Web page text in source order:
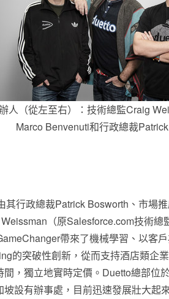
人（從左至右）：技術總監Craig
Marco Benvenuti和行政總裁
其行政總裁Patrick Bosworth、市場
（原Salesforce.com技術總
帶來了機械學習、以客
的突破性創新，從而支持酒店類企
間，獨立地實時定價。Duetto總部位
坡設有辦事處，目前迅速發展壯大起